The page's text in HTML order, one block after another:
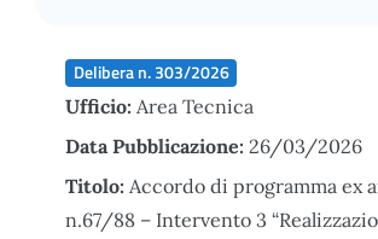
Delibera n. 303/2026
Ufficio: Area Tecnica
Data Pubblicazione: 26/03/2026
Titolo: Accordo di programma ex
n.67/88 – Intervento 3